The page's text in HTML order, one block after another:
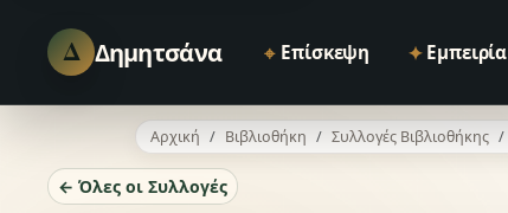
Δ Δημητσάνα ⌖ Επίσκεψη ✦ Εμπειρία
Αρχική Βιβλιοθήκη Συλλογές Βιβλιοθήκης
← Όλες οι Συλλογές